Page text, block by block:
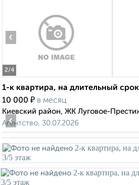
2/4
‹
1-к квартира, на длительный
10 000 ₽ в месяц
Киевский район, ЖК Луговое-
Агентство, 30.07.2026
‹